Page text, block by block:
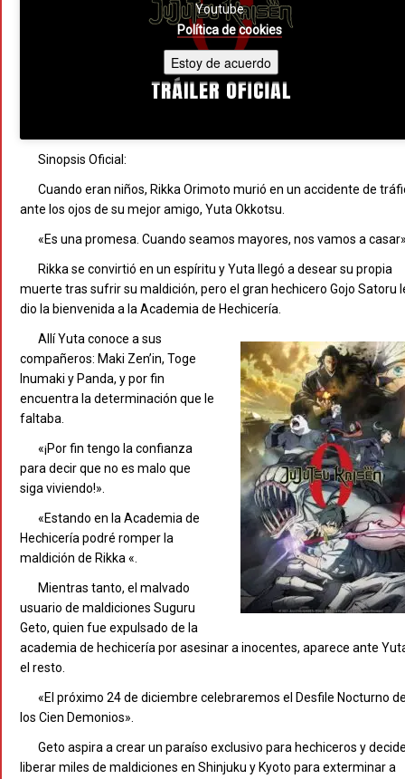
Youtube
Política de cookies
Estoy de acuerdo
Sinopsis Oficial:
Cuando eran niños, Rikka Orimoto murió en un accidente de
ante los ojos de su mejor amigo, Yuta Okkotsu.
«Es una promesa. Cuando seamos mayores, nos vamos a
Rikka se convirtió en un espíritu y Yuta llegó a desear su propia
muerte tras sufrir su maldición, pero el gran hechicero Gojo Satoru
dio la bienvenida a la Academia de Hechicería.
Allí Yuta conoce a sus
compañeros: Maki Zen’in, Toge
Inumaki y Panda, y por fin
encuentra la determinación que le
faltaba.
«¡Por fin tengo la confianza
para decir que no es malo que
siga viviendo!».
«Estando en la Academia de
Hechicería podré romper la
maldición de Rikka «.
Mientras tanto, el malvado
usuario de maldiciones Suguru
Geto, quien fue expulsado de la
academia de hechicería por asesinar a inocentes, aparece ante
el resto.
«El próximo 24 de diciembre celebraremos el Desfile Nocturno
los Cien Demonios».
Geto aspira a crear un paraíso exclusivo para hechiceros y
liberar miles de maldiciones en Shinjuku y Kyoto para exterminar a